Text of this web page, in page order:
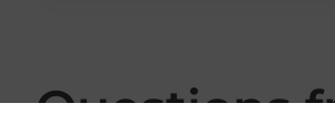
Questions